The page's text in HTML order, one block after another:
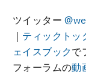
ツイッター
｜ ティックトッ
ェイスブックで
フォーラムの動